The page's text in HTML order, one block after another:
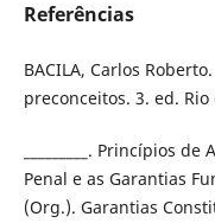
Referências
BACILA, Carlos
preconceitos. 3. ed.
_________. Princípios
Penal e as Garantias
(Org.). Garantias